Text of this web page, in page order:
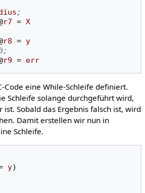
;
r7 = X
r8 = y
;
r9 = err
Code eine While-Schleife definiert.
Schleife solange durchgeführt wird,
ist. Sobald das Ergebnis falsch ist, wird
Damit erstellen wir nun in
Schleife.
y)